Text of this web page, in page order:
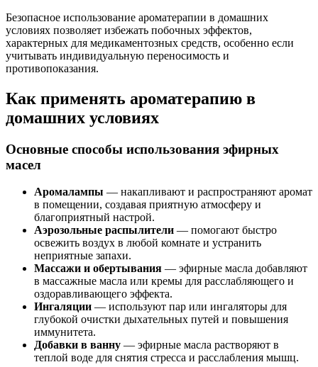
Безопасное использование ароматерапии в домашних
условиях позволяет избежать побочных эффектов,
характерных для медикаментозных средств, особенно если
учитывать индивидуальную переносимость и
противопоказания.
Как применять ароматерапию в
домашних условиях
Основные способы использования эфирных
масел
Аромалампы — накапливают и распространяют аромат
в помещении, создавая приятную атмосферу и
благоприятный настрой.
Аэрозольные распылители — помогают быстро
освежить воздух в любой комнате и устранить
неприятные запахи.
Массажи и обертывания — эфирные масла добавляют
в массажные масла или кремы для расслабляющего и
оздоравливающего эффекта.
Ингаляции — используют пар или ингаляторы для
глубокой очистки дыхательных путей и повышения
иммунитета.
Добавки в ванну — эфирные масла растворяют в
теплой воде для снятия стресса и расслабления мышц.